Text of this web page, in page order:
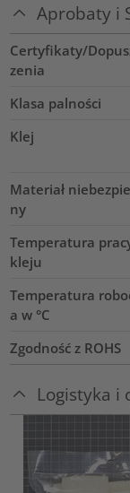
Aprobaty i
Certyfikaty/
zenia
Klasa palności
Klej
Materiał
ny
Temperatura
kleju
Temperatura
a w °C
Zgodność z ROHS
Logistyka i